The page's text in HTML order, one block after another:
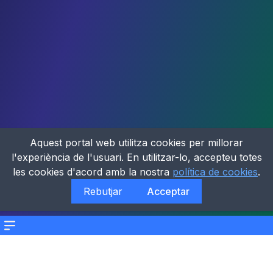
Menu
Aquest portal web utilitza cookies per millorar
l'experiència de l'usuari. En utilitzar-lo, accepteu totes
les cookies d'acord amb la nostra política de cookies.
Rebutjar
Acceptar